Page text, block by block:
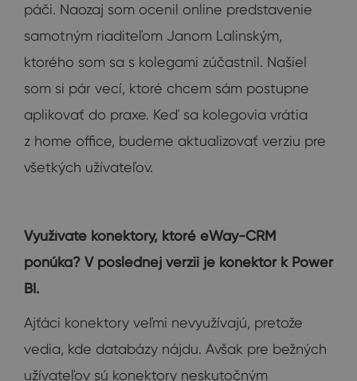
páči. Naozaj som ocenil online predstavenie
samotným riaditeľom Janom Lalinským,
ktorého som sa s kolegami zúčastnil. Našiel
som si pár vecí, ktoré chcem sám postupne
aplikovať do praxe. Keď sa kolegovia vrátia
z home office, budeme aktualizovať verziu pre
všetkých užívateľov.
Využívate konektory, ktoré eWay-CRM
ponúka? V poslednej verzii je konektor k Power
BI.
Ajťáci konektory veľmi nevyužívajú, pretože
vedia, kde databázy nájdu. Avšak pre bežných
užívateľov sú konektory neskutočným